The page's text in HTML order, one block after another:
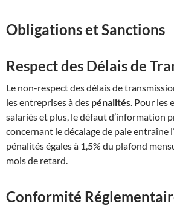
Obligations et Sanctions
Respect des Délais de
Le non-respect des délais de
les entreprises à des pénalités. Pour les
salariés et plus, le défaut d’information
concernant le décalage de paie entraîne
pénalités égales à 1,5% du plafond
mois de retard.
Conformité